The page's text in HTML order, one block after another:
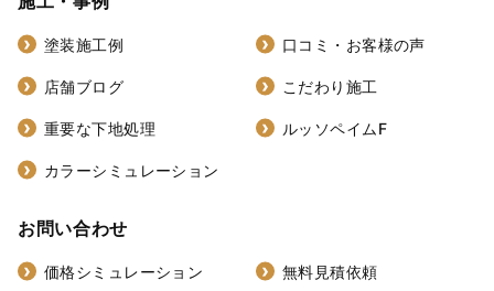
塗装施工例 口コミ・お客様の声
店舗ブログ こだわり施工
重要な下地処理 ルッソペイムF
カラーシミュレーション
お問い合わせ
価格シミュレーション 無料見積依頼